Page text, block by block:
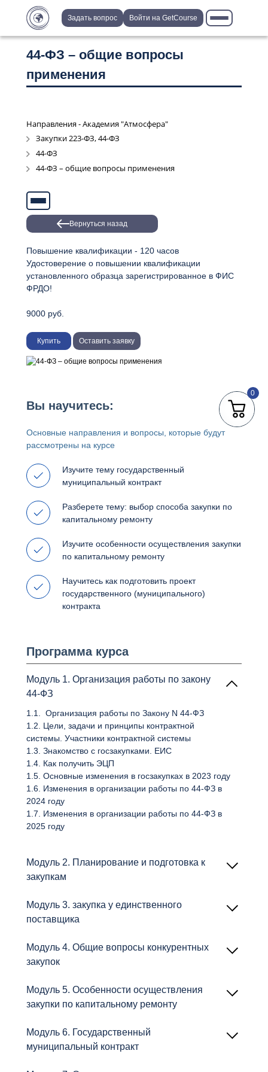
Задать вопрос Войти на GetCourse
44-ФЗ – общие вопросы
применения
Направления - Академия "Атмосфера"
Закупки 223-ФЗ, 44-ФЗ
44-ФЗ
44-ФЗ – общие вопросы применения
Вернуться назад
Повышение квалификации - 120 часов
Удостоверение о повышении квалификации
установленного образца зарегистрированное в ФИС
ФРДО!
9000 руб.
Купить Оставить заявку
Вы научитесь:
Основные направления и вопросы, которые будут
рассмотрены на курсе
Изучите тему государственный
муниципальный контракт
Разберете тему: выбор способа закупки по
капитальному ремонту
Изучите особенности осуществления закупки
по капитальному ремонту
Научитесь как подготовить проект
государственного (муниципального)
контракта
Программа курса
Модуль 1. Организация работы по закону
44-ФЗ
1.1. Организация работы по Закону N 44-ФЗ
1.2. Цели, задачи и принципы контрактной
системы. Участники контрактной системы
1.3. Знакомство с госзакупками. ЕИС
1.4. Как получить ЭЦП
1.5. Основные изменения в госзакупках в 2023 году
1.6. Изменения в организации работы по 44-ФЗ в
2024 году
1.7. Изменения в организации работы по 44-ФЗ в
2025 году
Модуль 2. Планирование и подготовка к
закупкам
Модуль 3. закупка у единственного
поставщика
3.2. Работа в ЕАТ Березка
Модуль 4. Общие вопросы конкурентных
закупок
4.2. Электронный аукцион по 44-ФЗ
4.3. Электронный конкурс
Модуль 5. Особенности осуществления
закупки по капитальному ремонту
НМЦК при работах по капремонту
5.2. Порядок подготовки проекта контракта на
Модуль 6. Государственный
муниципальный контракт
0